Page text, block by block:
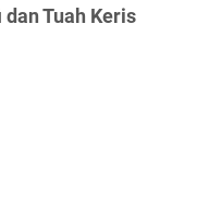
Tuah Keris